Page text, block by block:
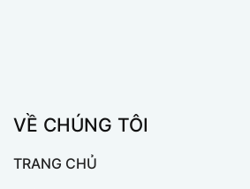
VỀ CHÚNG TÔI
TRANG CHỦ